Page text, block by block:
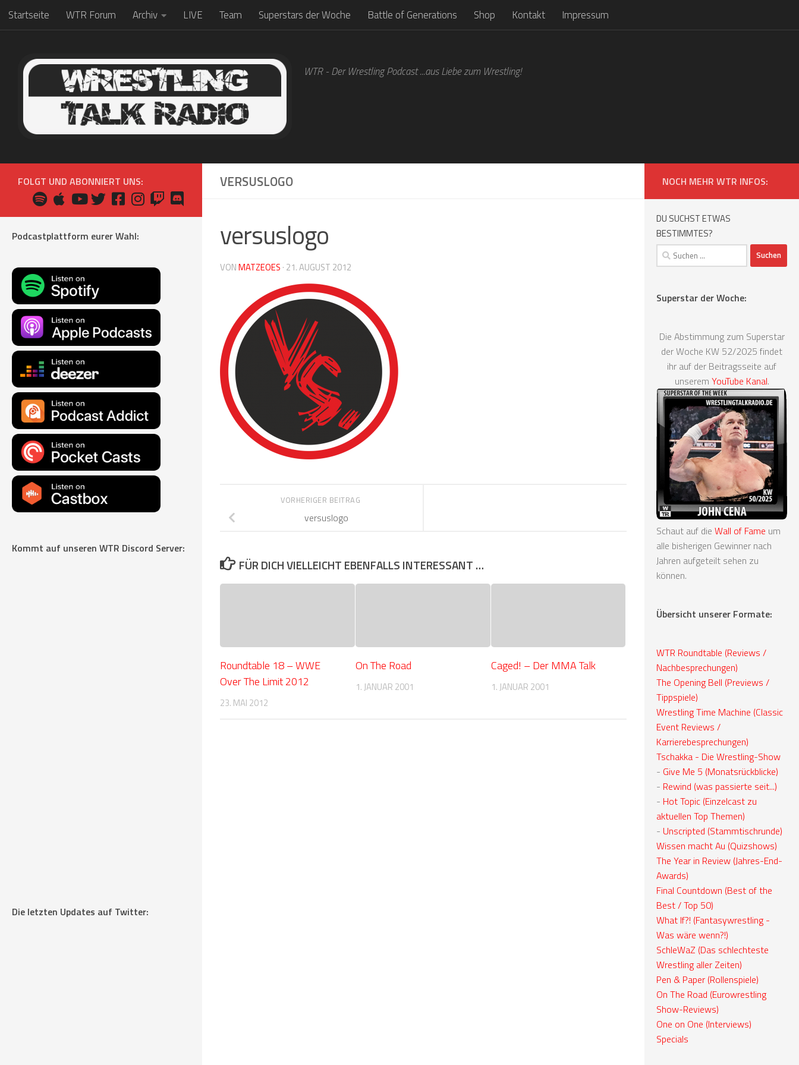
Zum Inhalt springen
Startseite WTR Forum Archiv LIVE Team Superstars der Woche Battle of Generations Shop Kontakt Impressum
WTR - Der Wrestling Podcast ...aus Liebe zum Wrestling!
VERSUSLOGO
versuslogo
VONMATZEOES · 21. AUGUST 2012
VORHERIGER BEITRAG
versuslogo
FÜR DICH VIELLEICHT EBENFALLS INTERESSANT …
Roundtable 18 – WWE
Over The Limit 2012
23. MAI 2012
On The Road
1. JANUAR 2001
Caged! – Der MMA Talk
1. JANUAR 2001
FOLGT UND ABONNIERT UNS:
Podcastplattform eurer Wahl:
Kommt auf unseren WTR Discord Server:
Die letzten Updates auf Twitter:
NOCH MEHR WTR INFOS:
DU SUCHST ETWAS
BESTIMMTES?
Suchen
nach:
Superstar der Woche:
Die Abstimmung zum Superstar
der Woche KW 52/2025 findet
ihr auf der Beitragsseite auf
unserem YouTube Kanal.
Schaut auf die Wall of Fame um
alle bisherigen Gewinner nach
Jahren aufgeteilt sehen zu
können.
Übersicht unserer Formate:
WTR Roundtable (Reviews /
Nachbesprechungen)
The Opening Bell (Previews /
Tippspiele)
Wrestling Time Machine (Classic
Event Reviews /
Karrierebesprechungen)
Tschakka - Die Wrestling-Show
- Give Me 5 (Monatsrückblicke)
- Rewind (was passierte seit...)
- Hot Topic (Einzelcast zu
aktuellen Top Themen)
- Unscripted (Stammtischrunde)
Wissen macht Au (Quizshows)
The Year in Review (Jahres-End-
Awards)
Final Countdown (Best of the
Best / Top 50)
What If?! (Fantasywrestling -
Was wäre wenn?!)
SchleWaZ (Das schlechteste
Wrestling aller Zeiten)
Pen & Paper (Rollenspiele)
On The Road (Eurowrestling
Show-Reviews)
One on One (Interviews)
Specials